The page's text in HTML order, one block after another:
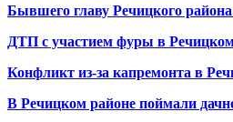
Бывшего главу Речицкого
ДТП с участием фуры в
Конфликт из-за капремонта в
В Речицком районе поймали